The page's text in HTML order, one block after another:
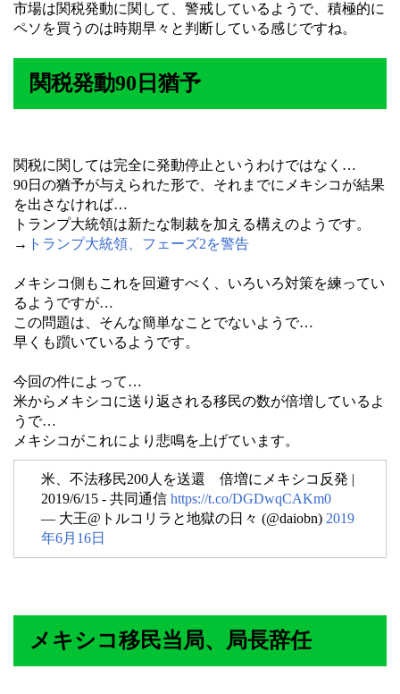
市場は関税発動に関して、警戒しているようで、積極的に
ペソを買うのは時期早々と判断している感じですね。
関税発動90日猶予
関税に関しては完全に発動停止というわけではなく…
90日の猶予が与えられた形で、それまでにメキシコが結果
を出さなければ…
トランプ大統領は新たな制裁を加える構えのようです。
→ トランプ大統領、フェーズ2を警告
メキシコ側もこれを回避すべく、いろいろ対策を練ってい
るようですが…
この問題は、そんな簡単なことでないようで…
早くも躓いているようです。
今回の件によって…
米からメキシコに送り返される移民の数が倍増しているよ
うで…
メキシコがこれにより悲鳴を上げています。
米、不法移民200人を送還 倍増にメキシコ反発 |
2019/6/15 - 共同通信 https://t.co/DGDwqCAKm0
— 大王@トルコリラと地獄の日々 (@daiobn) 2019
年6月16日
メキシコ移民当局、局長辞任